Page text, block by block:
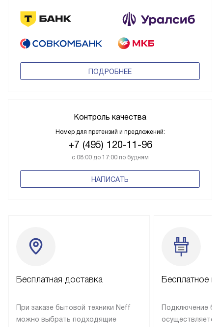
ПОДРОБНЕЕ
Контроль качества
Номер для претензий и предложений:
+7 (495) 120-11-96
с 08:00 до 17:00 по будням
НАПИСАТЬ
Бесплатная доставка
При заказе бытовой техники Neff
можно выбрать подходящие
Бесплатное
Подключение